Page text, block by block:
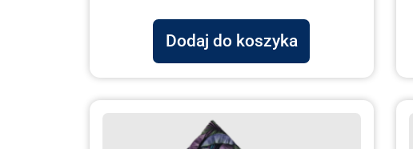
Dodaj do koszyka